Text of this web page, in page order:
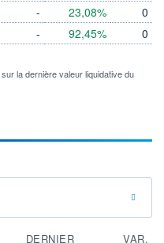
-
-
23,08%
92,45%
0
0
la dernière valeur liquidative du
DERNIER
VAR.